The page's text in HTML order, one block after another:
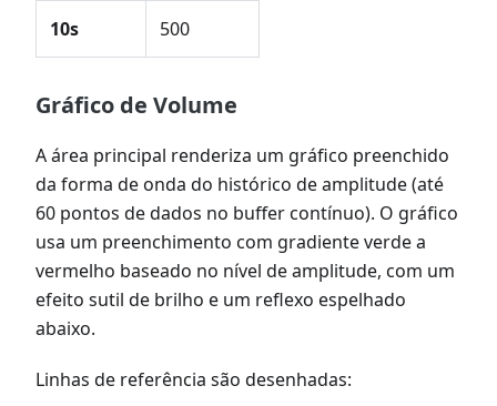
10s 500
Gráfico de Volume
A área principal renderiza um gráfico preenchido
da forma de onda do histórico de amplitude (até
60 pontos de dados no buffer contínuo). O gráfico
usa um preenchimento com gradiente verde a
vermelho baseado no nível de amplitude, com um
efeito sutil de brilho e um reflexo espelhado
abaixo.
Linhas de referência são desenhadas: